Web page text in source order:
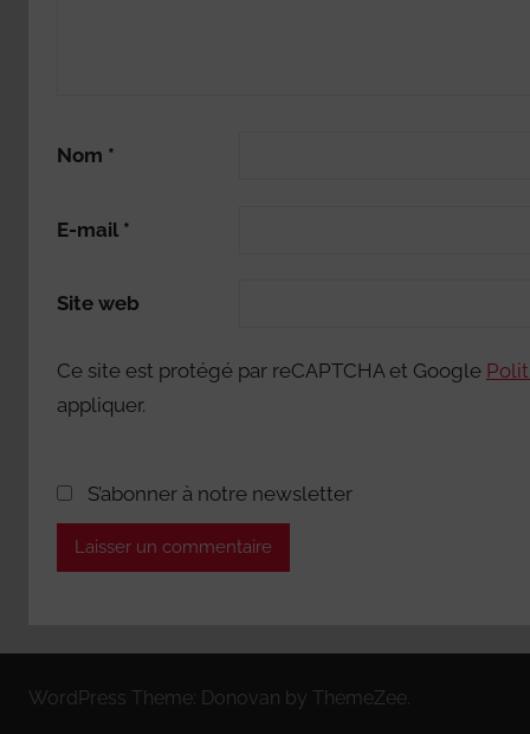
Nom *
E-mail *
Site web
Ce site est protégé par reCAPTCHA et Google
appliquer.
S’abonner à notre newsletter
WordPress Theme: Donovan by ThemeZee.